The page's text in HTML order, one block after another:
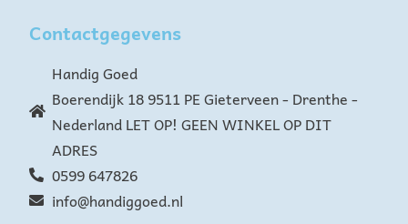
Contactgegevens
Handig Goed
Boerendijk 18 9511 PE Gieterveen - Drenthe -
Nederland LET OP! GEEN WINKEL OP DIT
ADRES
0599 647826
info@handiggoed.nl